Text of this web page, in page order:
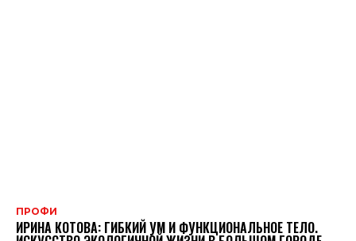
ПРОФИ
ИРИНА КОТОВА: ГИБКИЙ УМ И ФУНКЦИОНАЛЬНОЕ ТЕЛО.